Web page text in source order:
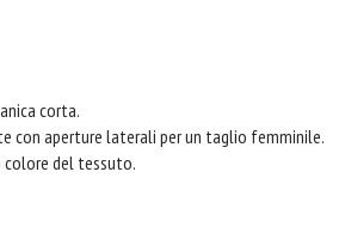
corta.
con aperture laterali per un taglio femminile.
del tessuto.